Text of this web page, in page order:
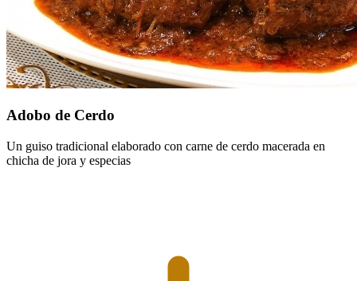
Adobo de Cerdo
Un guiso tradicional elaborado con carne de cerdo macerada en
chicha de jora y especias